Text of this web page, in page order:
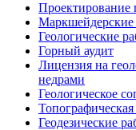
Проектирование
Маркшейдерские
Геологические
Горный аудит
Лицензия на
недрами
Геологическое
Геодезические